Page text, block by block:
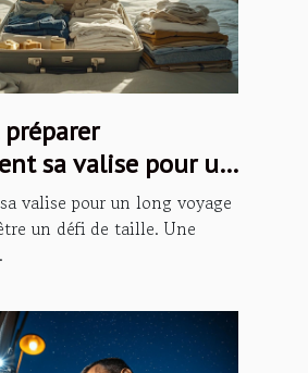
sa valise pour un
?
valise pour un long voyage
un défi de taille. Une